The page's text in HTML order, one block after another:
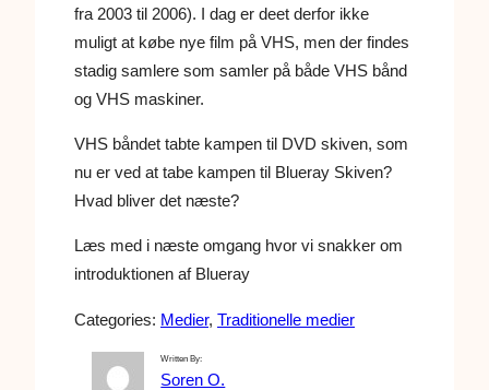
fra 2003 til 2006). I dag er deet derfor ikke
muligt at købe nye film på VHS, men der findes
stadig samlere som samler på både VHS bånd
og VHS maskiner.
VHS båndet tabte kampen til DVD skiven, som
nu er ved at tabe kampen til Blueray Skiven?
Hvad bliver det næste?
Læs med i næste omgang hvor vi snakker om
introduktionen af Blueray
Categories: Medier, Traditionelle medier
Written By:
Soren O.